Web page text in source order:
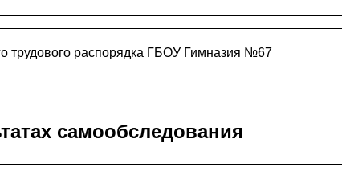
трудового распорядка ГБОУ Гимназия №67
самообследования